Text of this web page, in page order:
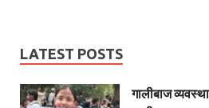
LATEST POSTS
गालीबाज